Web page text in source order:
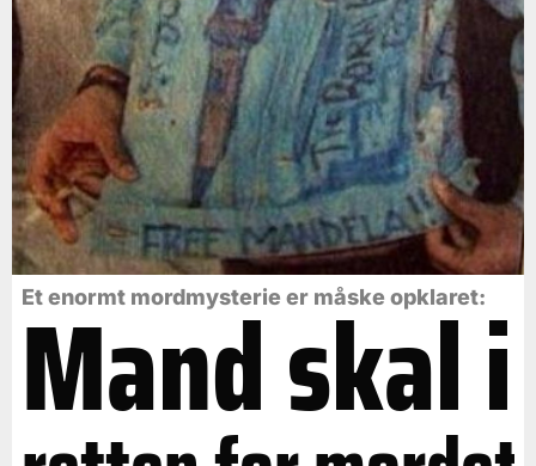
Et enormt mordmysterie er måske opklaret:
Mand skal i